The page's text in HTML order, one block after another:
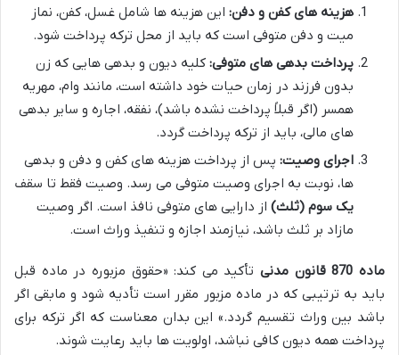
هزینه های کفن و دفن: این هزینه ها شامل غسل، کفن، نماز
میت و دفن متوفی است که باید از محل ترکه پرداخت شود.
پرداخت بدهی های متوفی: کلیه دیون و بدهی هایی که زن
بدون فرزند در زمان حیات خود داشته است، مانند وام، مهریه
همسر (اگر قبلاً پرداخت نشده باشد)، نفقه، اجاره و سایر بدهی
های مالی، باید از ترکه پرداخت گردد.
اجرای وصیت: پس از پرداخت هزینه های کفن و دفن و بدهی
ها، نوبت به اجرای وصیت متوفی می رسد. وصیت فقط تا سقف
یک سوم (ثلث) از دارایی های متوفی نافذ است. اگر وصیت
مازاد بر ثلث باشد، نیازمند اجازه و تنفیذ وراث است.
ماده 870 قانون مدنی
تأکید می کند: «حقوق مزبوره در ماده قبل
باید به ترتیبی که در ماده مزبور مقرر است تأدیه شود و مابقی اگر
باشد بین وراث تقسیم گردد.» این بدان معناست که اگر ترکه برای
پرداخت همه دیون کافی نباشد، اولویت ها باید رعایت شوند.